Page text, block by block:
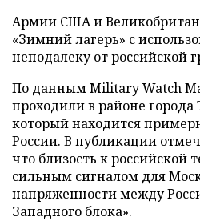
Армии США и
«Зимний лагерь» с
неподалеку от российской
По данным Military Watch
проходили в районе города
который находится
России. В публикации
что близость к российской
сильным сигналом для
напряженности между
Западного блока».